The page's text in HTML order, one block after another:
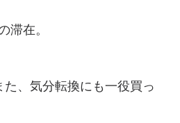
滞在。
、気分転換にも一役買っ